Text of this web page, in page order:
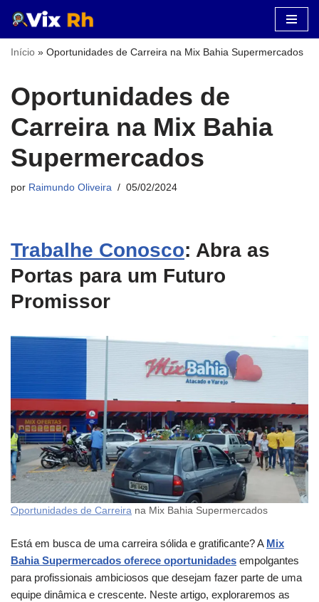
Pular
para
conteúdo
Início » Oportunidades de Carreira na Mix Bahia Supermercados
Oportunidades de
Carreira na Mix Bahia
Supermercados
por Raimundo Oliveira 05/02/2024
Trabalhe Conosco: Abra as
Portas para um Futuro
Promissor
Oportunidades de Carreira na Mix Bahia Supermercados
Está em busca de uma carreira sólida e gratificante? A Mix
Bahia Supermercados oferece oportunidades empolgantes
para profissionais ambiciosos que desejam fazer parte de uma
equipe dinâmica e crescente. Neste artigo, exploraremos as